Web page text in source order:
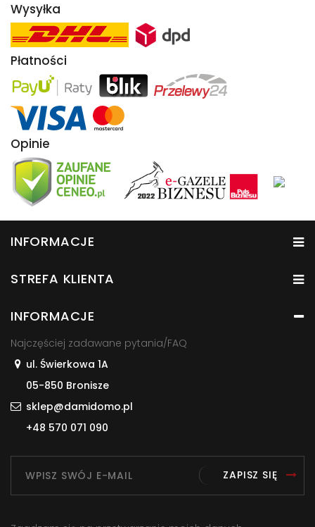
Wysyłka
Płatności
Opinie
INFORMACJE
STREFA KLIENTA
INFORMACJE
Najczęściej zadawane pytania/FAQ
ul. Świerkowa 1A
05-850 Bronisze
sklep@damidomo.pl
+48 570 071 090
ZAPISZ SIĘ